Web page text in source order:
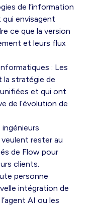
de l’information
envisagent
ce que la version
et leurs flux
: Les
la stratégie de
et qui ont
de l’évolution de
rester au
de Flow pour
clients.
personne
intégration de
AI ou les